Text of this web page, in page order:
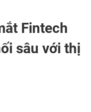
Fintech
sâu với thị